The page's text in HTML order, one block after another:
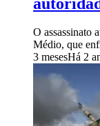
O assassinato
Médio, que
3 mesesHá 2